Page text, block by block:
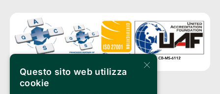
×
Questo sito web utilizza
cookie